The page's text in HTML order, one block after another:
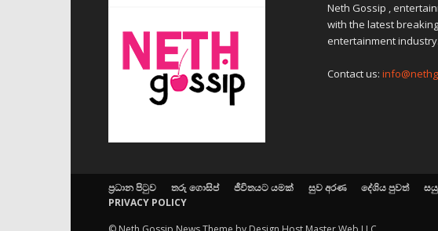
Neth Gossip ,
with the latest
entertainment industry.
Contact us:
ප්‍රධාන පිටුව තරු ගොසිප් ජීවිතයට යමක් සුව අරණ දේශිය පුවත්
PRIVACY POLICY